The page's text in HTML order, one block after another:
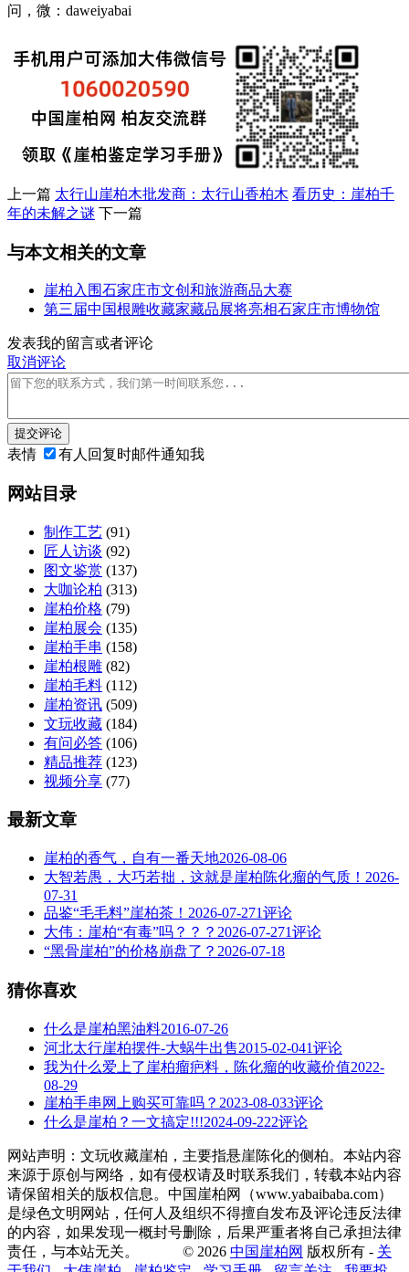
问，微：daweiyabai
上一篇 太行山崖柏木批发商：太行山香柏木 看历史：崖柏千
年的未解之谜 下一篇
与本文相关的文章
崖柏入围石家庄市文创和旅游商品大赛
第三届中国根雕收藏家藏品展将亮相石家庄市博物馆
发表我的留言或者评论
取消评论
提交评论
表情 有人回复时邮件通知我
网站目录
制作工艺 (91)
匠人访谈 (92)
图文鉴赏 (137)
大咖论柏 (313)
崖柏价格 (79)
崖柏展会 (135)
崖柏手串 (158)
崖柏根雕 (82)
崖柏毛料 (112)
崖柏资讯 (509)
文玩收藏 (184)
有问必答 (106)
精品推荐 (123)
视频分享 (77)
最新文章
崖柏的香气，自有一番天地2026-08-06
大智若愚，大巧若拙，这就是崖柏陈化瘤的气质！ 2026-
07-31
品鉴“毛毛料”崖柏茶！ 2026-07-271评论
大伟：崖柏“有毒”吗？？？ 2026-07-271评论
“黑骨崖柏”的价格崩盘了？ 2026-07-18
猜你喜欢
什么是崖柏黑油料2016-07-26
河北太行崖柏摆件-大蜗牛出售2015-02-041评论
我为什么爱上了崖柏瘤疤料，陈化瘤的收藏价值2022-
08-29
崖柏手串网上购买可靠吗？ 2023-08-033评论
什么是崖柏？一文搞定!!!2024-09-222评论
网站声明：文玩收藏崖柏，主要指悬崖陈化的侧柏。本站内容
来源于原创与网络，如有侵权请及时联系我们，转载本站内容
请保留相关的版权信息。中国崖柏网（www.yabaibaba.com）
是绿色文明网站，任何人及组织不得擅自发布及评论违反法律
的内容，如果发现一概封号删除，后果严重者将自己承担法律
责任，与本站无关。 © 2026 中国崖柏网 版权所有 - 关